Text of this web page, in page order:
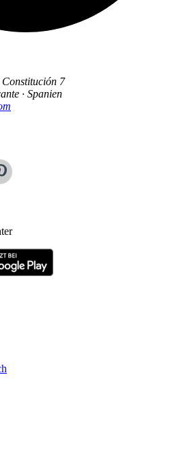
7
· Spanien